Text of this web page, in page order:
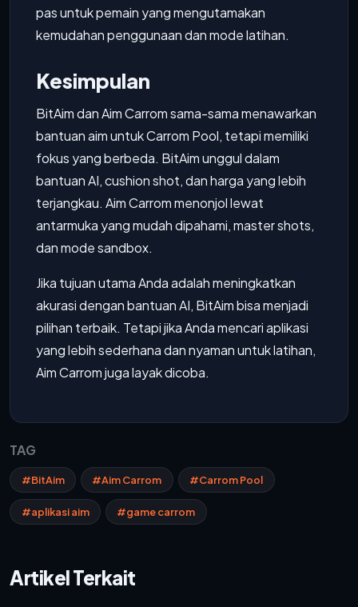
pas untuk pemain yang mengutamakan
kemudahan penggunaan dan mode latihan.
Kesimpulan
BitAim dan Aim Carrom sama-sama menawarkan
bantuan aim untuk Carrom Pool, tetapi memiliki
fokus yang berbeda. BitAim unggul dalam
bantuan AI, cushion shot, dan harga yang lebih
terjangkau. Aim Carrom menonjol lewat
antarmuka yang mudah dipahami, master shots,
dan mode sandbox.
Jika tujuan utama Anda adalah meningkatkan
akurasi dengan bantuan AI, BitAim bisa menjadi
pilihan terbaik. Tetapi jika Anda mencari aplikasi
yang lebih sederhana dan nyaman untuk latihan,
Aim Carrom juga layak dicoba.
TAG
#BitAim #Aim Carrom #Carrom Pool
#aplikasi aim #game carrom
Artikel Terkait